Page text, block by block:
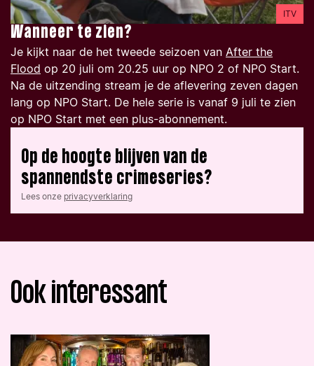
ITV
Wanneer te zien?
Je kijkt naar de het tweede seizoen van After the
Flood op 20 juli om 20.25 uur op NPO 2 of NPO Start.
Na de uitzending stream je de aflevering zeven dagen
lang op NPO Start. De hele serie is vanaf 9 juli te zien
op NPO Start met een plus-abonnement.
Op de hoogte blijven van de
spannendste crimeseries?
Lees onze privacyverklaring
Ook interessant